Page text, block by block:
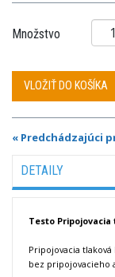
Množstvo
VLOŽIŤ DO KOŠÍKA
« Predchádzajúci
DETAILY
Testo Pripojovacia
Pripojovacia
bez pripojovacieho